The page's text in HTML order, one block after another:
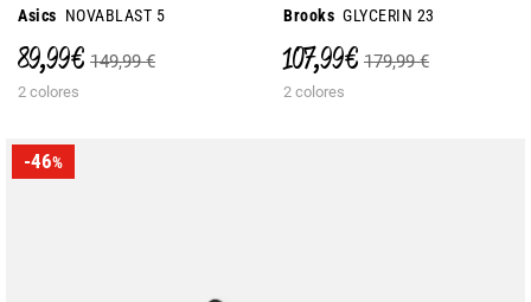
Asics NOVABLAST 5
89,99 € 149,99 €
2 colores
Brooks GLYCERIN 23
107,99 € 179,99 €
2 colores
-46%